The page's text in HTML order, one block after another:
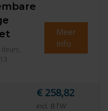
Meer
info
€ 258,82
incl. BTW